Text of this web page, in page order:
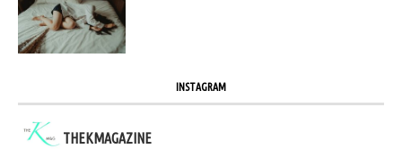
INSTAGRAM
THEKMAGAZINE